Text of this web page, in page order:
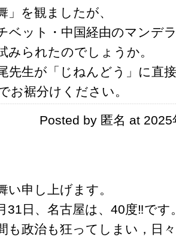
」を観ましたが、
ベット・中国経由のマンデ
みられたのでしょうか。
先生が「じねんどう」に直
お裾分けください。
Posted by 匿名 at
い申し上げます。
31日、名古屋は、40度‼️です
も政治も狂ってしまい，日